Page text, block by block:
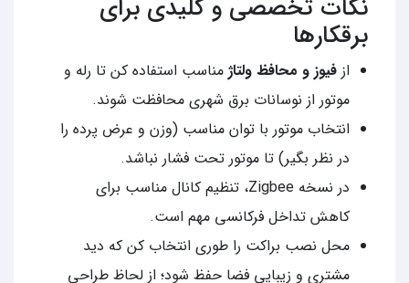
نکات تخصصی و کلیدی برای
برقکارها
از فیوز و محافظ ولتاژ مناسب استفاده کن تا رله و
موتور از نوسانات برق شهری محافظت شوند.
انتخاب موتور با توان مناسب (وزن و عرض پرده را
در نظر بگیر) تا موتور تحت فشار نباشد.
در نسخه Zigbee، تنظیم کانال مناسب برای
کاهش تداخل فرکانسی مهم است.
محل نصب براکت را طوری انتخاب کن که دید
مشتری و زیبایی فضا حفظ شود؛ از لحاظ طراحی